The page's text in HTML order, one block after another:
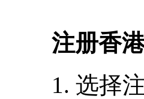
注册香港
1. 选择注